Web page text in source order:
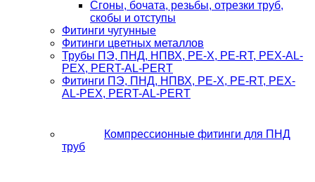
Сгоны, бочата, резьбы, отрезки труб,
скобы и отступы
Фитинги чугунные
Фитинги цветных металлов
Трубы ПЭ, ПНД, НПВХ, PE-X, PE-RT, PEX-AL-
PEX, PERT-AL-PERT
Фитинги ПЭ, ПНД, НПВХ, PE-X, PE-RT, PEX-
AL-PEX, PERT-AL-PERT
Компрессионные фитинги для ПНД
труб